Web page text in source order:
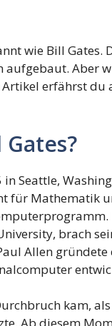
wie Bill Gates.
aufgebaut. Aber
erfährst
Seattle,
für Mathematik
brach
Allen
kam,